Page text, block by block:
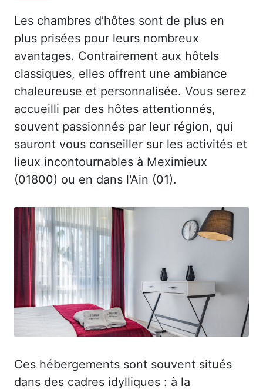
Les chambres d’hôtes sont de plus en
plus prisées pour leurs nombreux
avantages. Contrairement aux hôtels
classiques, elles offrent une ambiance
chaleureuse et personnalisée. Vous serez
accueilli par des hôtes attentionnés,
souvent passionnés par leur région, qui
sauront vous conseiller sur les activités et
lieux incontournables à Meximieux
(01800) ou en dans l'Ain (01).
Ces hébergements sont souvent situés
dans des cadres idylliques : à la